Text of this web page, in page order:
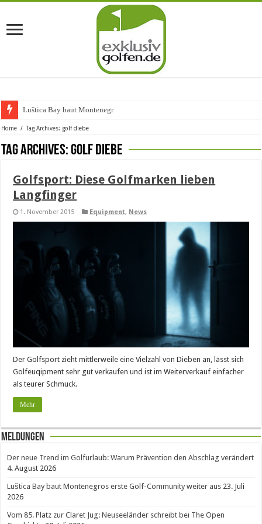
Luštica Bay baut Montenegros er
Home / Tag Archives: golf diebe
Tag Archives:golf diebe
Golfsport: Diese Golfmarken lieben
Langfinger
1. November 2015 Equipment, News
Der Golfsport zieht mittlerweile eine Vielzahl von Dieben an, lässt sich
Golfeuqipment sehr gut verkaufen und ist im Weiterverkauf einfacher
als teurer Schmuck.
Mehr
Meldungen
Der neue Trend im Golfurlaub: Warum Prävention den Abschlag verändert
4. August 2026
Luštica Bay baut Montenegros erste Golf-Community weiter aus 23. Juli
2026
Vom 85. Platz zur Claret Jug: Neuseeländer schreibt bei The Open